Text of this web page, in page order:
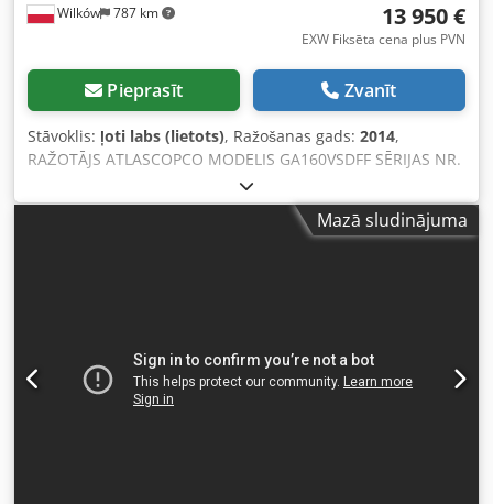
Wilków 787 km 13 950 €
EXW Fiksēta cena plus PVN
Pieprasīt Zvanīt
Stāvoklis: ļoti labs (lietots), Ražošanas gads: 2014,
RAŽOTĀJS ATLASCOPCO MODELIS GA160VSDFF SĒRIJAS NR.
APF195117 GADS 2014 JAUDA (kW) 186 PRODUKTIVITĀTE
(m3/min) 4,82–26,70 Dcsdpfx Adjzl S Smewok SPIEDIENS
(bar) 8,3 DARBA STUNDAS (DOKUMENTĒTĀS/KOPĒJĀS)
Mazā sludinājuma